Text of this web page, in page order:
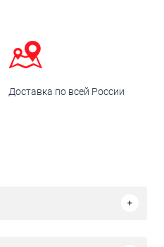
Доставка по всей России